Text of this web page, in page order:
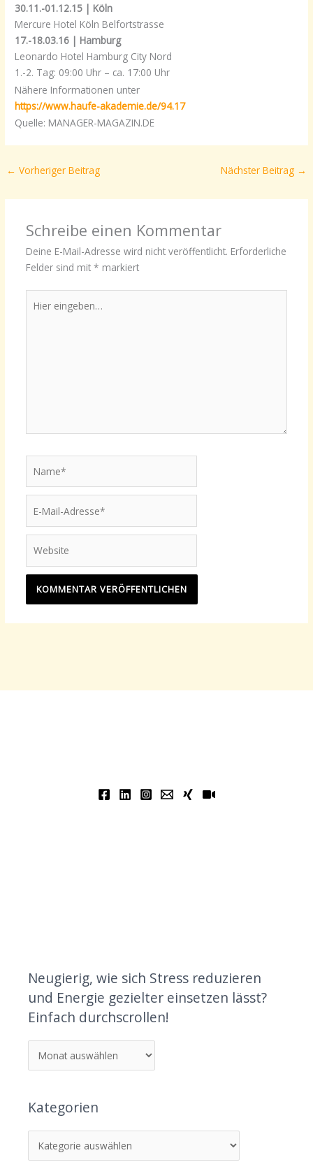
30.11.-01.12.15 | Köln
Mercure Hotel Köln Belfortstrasse
17.-18.03.16 | Hamburg
Leonardo Hotel Hamburg City Nord
1.-2. Tag: 09:00 Uhr – ca. 17:00 Uhr
Nähere Informationen unter
https://www.haufe-akademie.de/94.17
Quelle: MANAGER-MAGAZIN.DE
← Vorheriger Beitrag Nächster Beitrag →
Schreibe einen Kommentar
Deine E-Mail-Adresse wird nicht veröffentlicht. Erforderliche
Felder sind mit * markiert
eingeben…
Mail-
Adresse*
Neugierig, wie sich Stress reduzieren
und Energie gezielter einsetzen lässt?
Einfach durchscrollen!
Kategorien